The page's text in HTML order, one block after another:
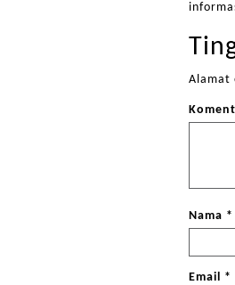
Alamat
Nama *
Email *